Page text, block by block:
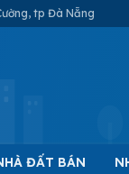
tp Đà Nẵng
ĐẤT BÁN